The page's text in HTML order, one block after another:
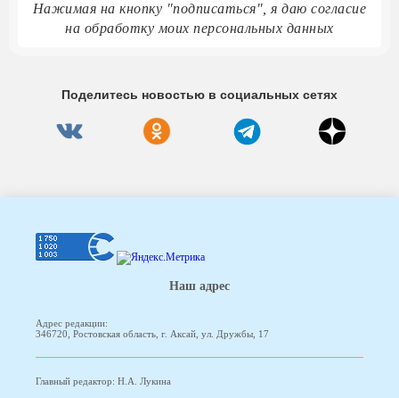
Нажимая на кнопку "подписаться", я даю согласие
на обработку моих персональных данных
Поделитесь новостью в социальных сетях
Наш адрес
Адрес редакции:
346720, Ростовская область, г. Аксай, ул. Дружбы, 17
Главный редактор: Н.А. Лукина